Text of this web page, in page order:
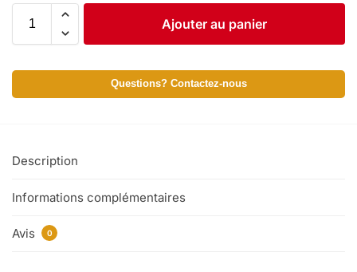
Ajouter au panier
Questions? Contactez-nous
Description
Informations complémentaires
Avis 0